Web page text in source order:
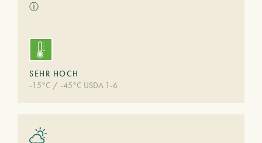
ⓘ
SEHR HOCH
-15°C / -45°C USDA 1-6